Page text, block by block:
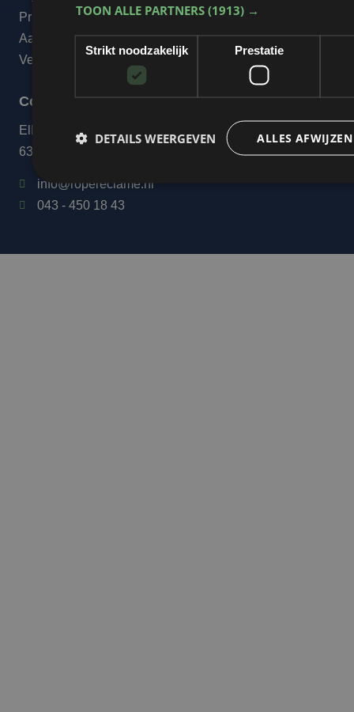
Privacyverklaring
Aanleverspecificaties
Veelgestelde vragen
Contact
Elkenraderweg 20
6321 BL Wijlre
info@ropereclame.nl
043 - 450 18 43
TOON ALLE PARTNERS (1913) →
Strikt noodzakelijk Prestatie
ALLES AFWIJZEN
DETAILS WEERGEVEN